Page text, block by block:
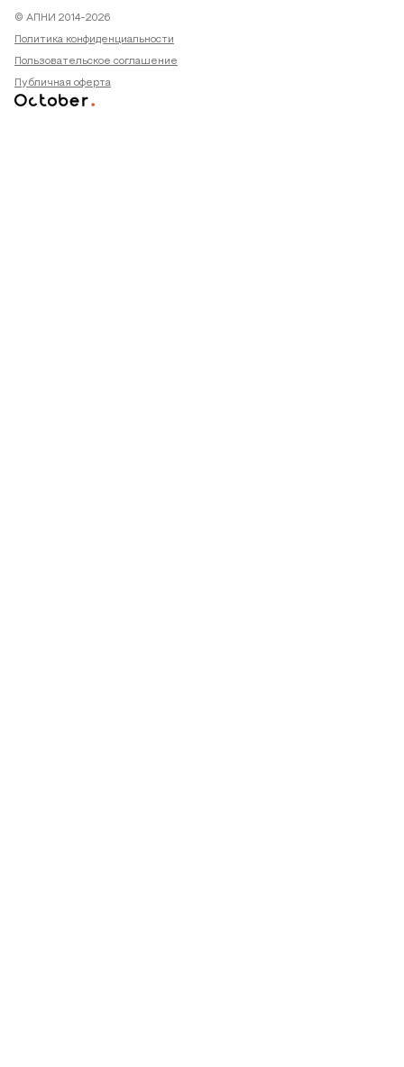
© АПНИ 2014-2026
Политика конфиденциальности
Пользовательское соглашение
Публичная оферта